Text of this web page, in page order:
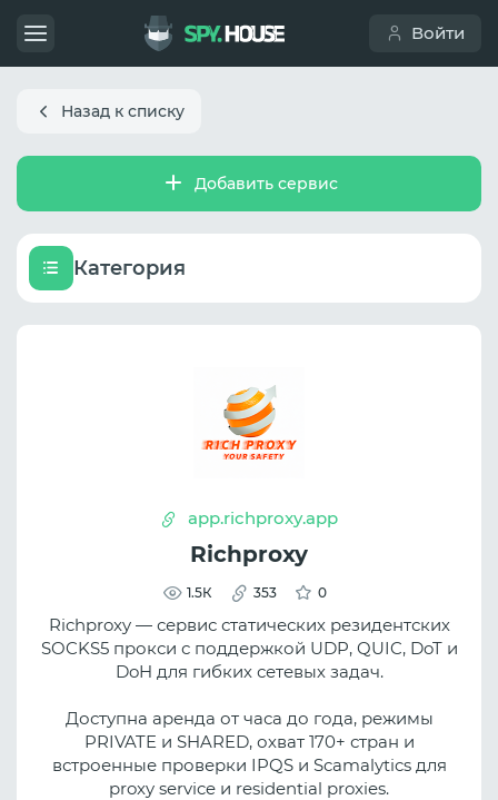
Войти
Назад к списку
Добавить сервис
Категория
app.richproxy.app
Richproxy
1.5К 353 0
Richproxy — сервис статических резидентских
SOCKS5 прокси с поддержкой UDP, QUIC, DoT и
DoH для гибких сетевых задач.
Доступна аренда от часа до года, режимы
PRIVATE и SHARED, охват 170+ стран и
встроенные проверки IPQS и Scamalytics для
proxy service и residential proxies.